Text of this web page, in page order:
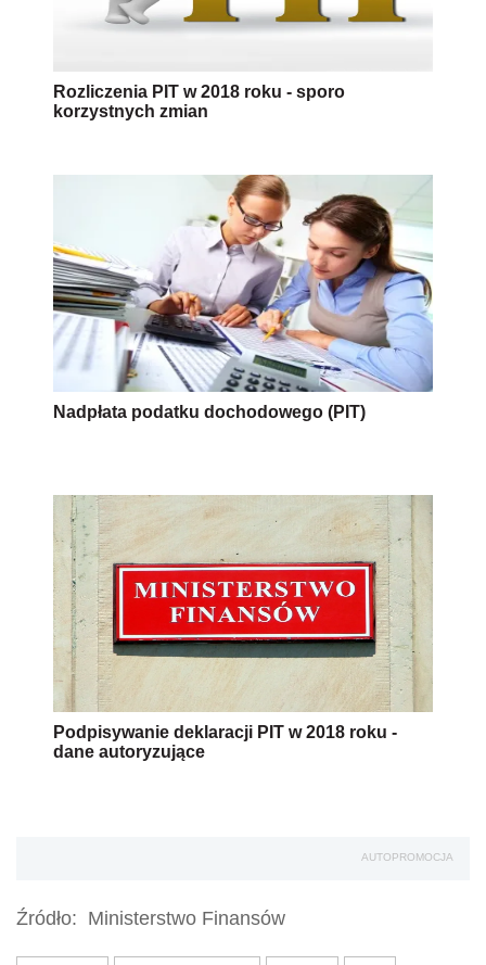
Rozliczenia PIT w 2018 roku - sporo
korzystnych zmian
Nadpłata podatku dochodowego (PIT)
Podpisywanie deklaracji PIT w 2018 roku -
dane autoryzujące
AUTOPROMOCJA
Źródło: Ministerstwo Finansów